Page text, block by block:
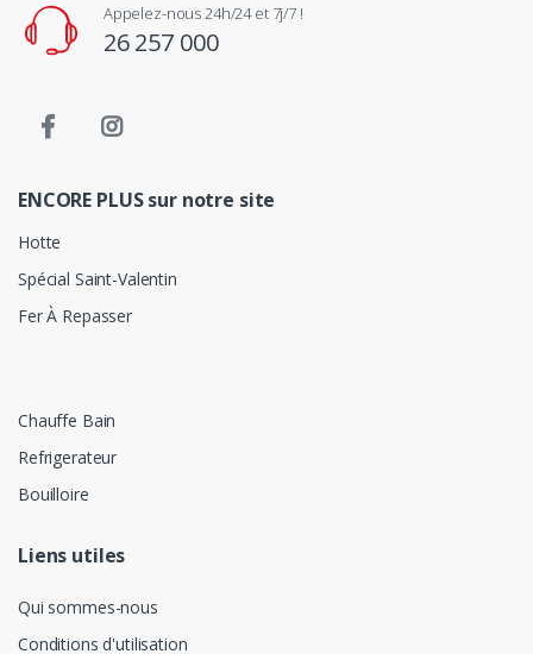
Appelez-nous 24h/24 et 7j/7 !
26 257 000
ENCORE PLUS sur notre site
Hotte
Spécial Saint-Valentin
Fer À Repasser
Chauffe Bain
Refrigerateur
Bouilloire
Liens utiles
Qui sommes-nous
Conditions d'utilisation